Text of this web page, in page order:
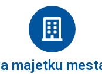
majetku